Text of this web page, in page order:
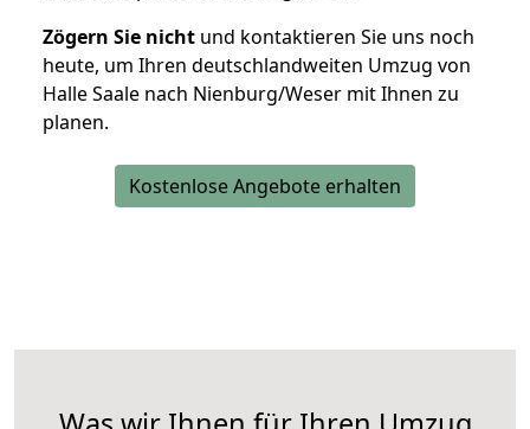
Zögern Sie nicht und kontaktieren Sie uns noch
heute, um Ihren deutschlandweiten Umzug von
Halle Saale nach Nienburg/Weser mit Ihnen zu
planen.
Kostenlose Angebote erhalten